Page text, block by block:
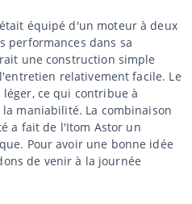
équipé d'un moteur à deux
performances dans sa
une construction simple
relativement facile. Le
ce qui contribue à
maniabilité. La combinaison
a fait de l'Itom Astor un
Pour avoir une bonne idée
de venir à la journée